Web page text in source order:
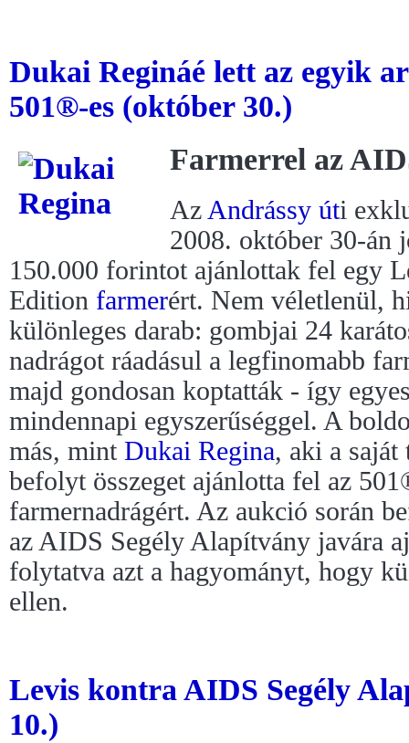
Dukai Regináé lett az egyik
501®-es (október 30.)
Farmerrel az
Az Andrássy úti
2008. október 30-án
150.000 forintot ajánlottak fel egy
Edition farmerért. Nem véletlenül,
különleges darab: gombjai 24
nadrágot ráadásul a legfinomabb
majd gondosan koptatták - így
mindennapi egyszerűséggel. A
más, mint Dukai Regina, aki a saját
befolyt összeget ajánlotta fel az
farmernadrágért. Az aukció során
az AIDS Segély Alapítvány javára
folytatva azt a hagyományt, hogy
ellen.
Levis kontra AIDS Segély
10.)